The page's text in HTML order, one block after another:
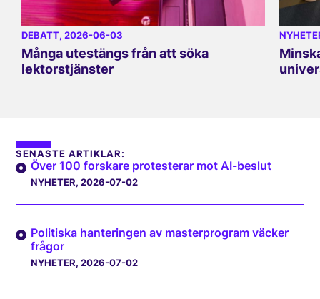
DEBATT, 2026-06-03
Många utestängs från att söka
lektorstjänster
SENASTE ARTIKLAR:
Över 100 forskare protesterar mot AI-beslut
NYHETER, 2026-07-02
Politiska hanteringen av masterprogram väcker
frågor
NYHETER, 2026-07-02